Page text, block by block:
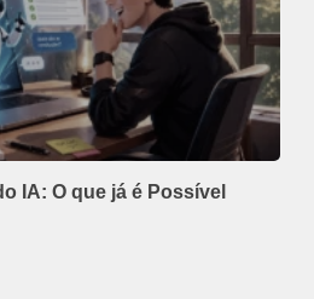
IA: O que já é Possível